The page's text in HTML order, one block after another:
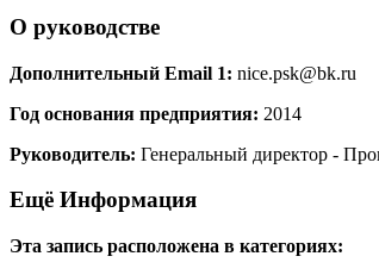
О руководстве
Дополнительный Email 1: nice.psk@bk.ru
Год основания предприятия: 2014
Руководитель: Генеральный директор -
Ещё Информация
Эта запись расположена в категориях: